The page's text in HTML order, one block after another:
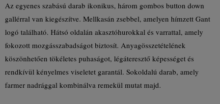
Az egyenes szabású darab ikonikus, három gombos button down
gallérral van kiegészítve. Mellkasán zsebbel, amelyen hímzett Gant
logó található. Hátsó oldalán akasztóhurokkal és varrattal, amely
fokozott mozgásszabadságot biztosít. Anyagösszetételének
köszönhetően tökéletes puhaságot, légáteresztő képességet és
rendkívül kényelmes viseletet garantál. Sokoldalú darab, amely
farmer nadrággal kombinálva remekül mutat majd.